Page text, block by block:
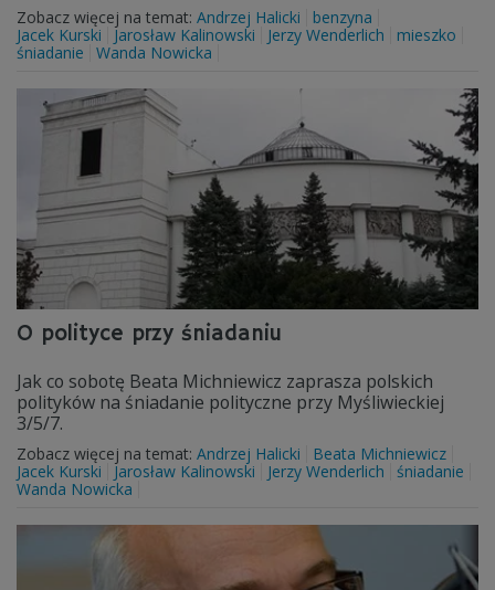
Zobacz więcej na temat: Andrzej Halicki
benzyna
Jacek Kurski
Jarosław Kalinowski Jerzy Wenderlich
mieszko
śniadanie
Wanda Nowicka
O polityce przy śniadaniu
Jak co sobotę Beata Michniewicz zaprasza polskich
polityków na śniadanie polityczne przy Myśliwieckiej
3/5/7.
Zobacz więcej na temat: Andrzej Halicki
Beata Michniewicz
Jacek Kurski
Jarosław Kalinowski Jerzy Wenderlich
śniadanie
Wanda Nowicka